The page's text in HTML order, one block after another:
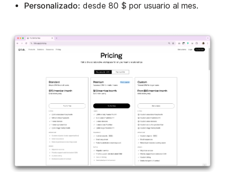
Personalizado: desde 80 $ por usuario al mes.